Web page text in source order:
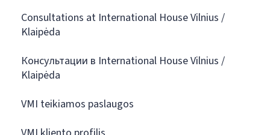
Consultations at International House Vilnius /
Klaipėda
Консультации в International House Vilnius /
Klaipėda
VMI teikiamos paslaugos